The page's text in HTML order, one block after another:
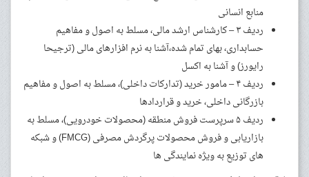
منابع انسانی
ردیف ۳ – کارشناس ارشد مالی، مسلط به اصول و مفاهیم
حسابداری، بهای تمام شده،آشنا به نرم افزارهای مالی (ترجیحا
رایورز) و آشنا به اکسل
ردیف ۴ – مامور خرید (تدارکات داخلی)، مسلط به اصول و مفاهیم
بازرگانی داخلی، خرید و قراردادها
ردیف ۵ سرپرست فروش منطقه (محصولات خودرویی)، مسلط به
بازاریابی و فروش محصولات پرگردش مصرفی (FMCG) و شبکه
های توزیع به ویژه نمایندگی ها